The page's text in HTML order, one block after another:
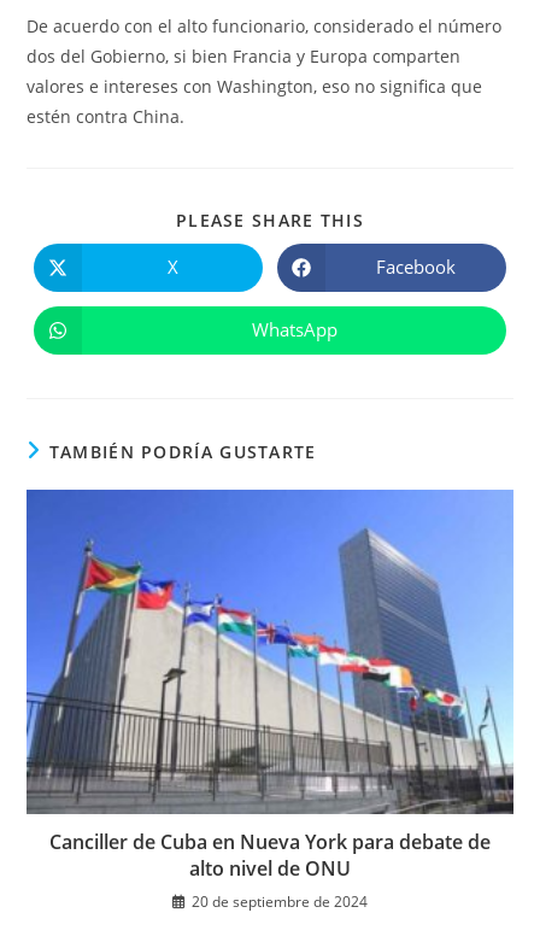
De acuerdo con el alto funcionario, considerado el número
dos del Gobierno, si bien Francia y Europa comparten
valores e intereses con Washington, eso no significa que
estén contra China.
PLEASE SHARE THIS
abre
en
ventana
X Se
abre
en
ventana
Facebook
Se
abre
WhatsApp
TAMBIÉN PODRÍA GUSTARTE
Canciller de Cuba en Nueva York para debate de
alto nivel de ONU
20 de septiembre de 2024